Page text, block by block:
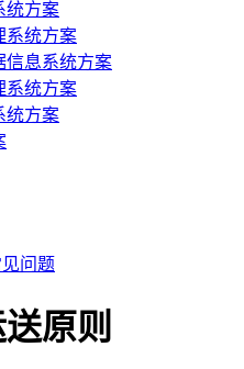
统方案
系统方案
信息系统方案
系统方案
统方案
问题
原则